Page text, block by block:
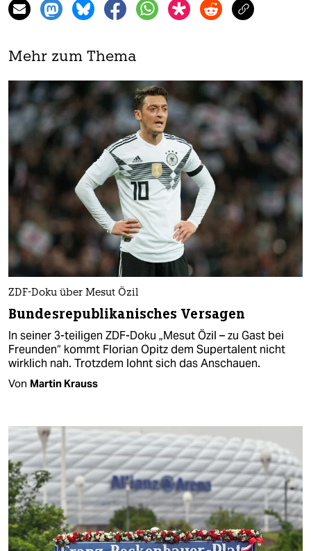
Mehr zum Thema
ZDF-Doku über Mesut Özil
Bundesrepublikanisches Versagen
In seiner 3-teiligen ZDF-Doku „Mesut Özil – zu Gast bei
Freunden“ kommt Florian Opitz dem Supertalent nicht
wirklich nah. Trotzdem lohnt sich das Anschauen.
Von Martin Krauss